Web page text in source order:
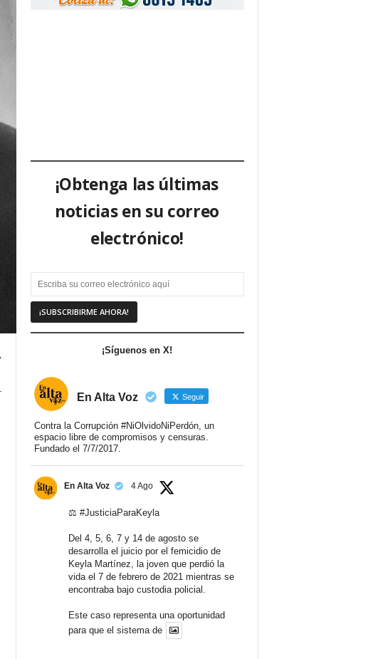
¡Obtenga las últimas
noticias en su correo
electrónico!
¡Síguenos en X!
En Alta Voz Seguir
Contra la Corrupción #NiOlvidoNiPerdón, un
espacio libre de compromisos y censuras.
Fundado el 7/7/2017.
En Alta Voz 4 Ago
⚖️ #JusticiaParaKeyla
Del 4, 5, 6, 7 y 14 de agosto se
desarrolla el juicio por el femicidio de
Keyla Martínez, la joven que perdió la
vida el 7 de febrero de 2021 mientras se
encontraba bajo custodia policial.
Este caso representa una oportunidad
para que el sistema de